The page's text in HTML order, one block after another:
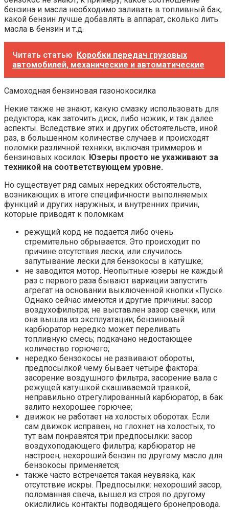
бензина и масла необходимо заливать в топливный бак,
какой бензин лучше добавлять в аппарат, сколько лить
масла в бензин и т.д.
Читать статью Коробки передач грузовых
автомобилей, механические и автоматические
Самоходная бензиновая газонокосилка
Некие также не знают, какую смазку использовать для
редуктора, как заточить диск, либо ножик, и так далее
аспекты. Вследствие этих и других обстоятельств, иной
раз, в большенном количестве случаев и происходят
поломки различной техники, включая триммеров и
бензиновых косилок. Юзеры просто не ухаживают за
техникой на соответствующем уровне.
Но существует ряд самых нередких обстоятельств,
возникающих в итоге специфичности выполняемых
функций и других наружных, и внутренних причин,
которые приводят к поломкам:
режущий корд не подается либо очень
стремительно обрывается. Это происходит по
причине отсутствия лески, или случилось
запутывание лески для бензокосы в катушке;
не заводится мотор. Неопытные юзеры не каждый
раз с первого раза бывают вариации запустить
агрегат на основании выключенной кнопки «Пуск».
Однако сейчас имеются и другие причины: засор
воздухофильтра; не выставлен зазор свечки, или
она вышла из эксплуатации; бензиновый
карбюратор нередко может переливать
топливную смесь; подкачано недостающее
количество горючего;
нередко бензокосы не развивают обороты,
предпосылкой чему бывает четыре фактора:
засорение воздушного фильтра, засорение вала с
режущей катушкой скашиваемой травкой,
неправильно отрегулированный карбюратор, в бак
залито нехорошее горючее;
движок не работает на холостых оборотах. Если
сам движок исправен, но глохнет на холостых, то
тут вам понравятся три предпосылки: засор
воздухоподающего фильтра; карбюратор не
настроен; нехороший бензин по другому масло для
бензокосы применяется;
также часто встречается такая неувязка, как
отсутствие искры. Предпосылки: нехороший засор,
поломанная свеча, вышел из строя по другому
окислились контакты подводящего бронепровода.